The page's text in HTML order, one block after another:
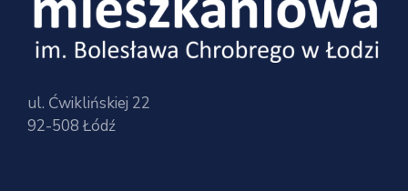
ul. Ćwiklińskiej 22
92-508 Łódź